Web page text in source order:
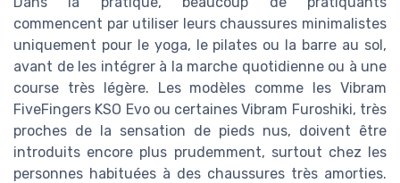
commencent par utiliser leurs chaussures minimalistes
uniquement pour le yoga, le pilates ou la barre au sol,
avant de les intégrer à la marche quotidienne ou à une
course très légère. Les modèles comme les Vibram
FiveFingers KSO Evo ou certaines Vibram Furoshiki, très
proches de la sensation de pieds nus, doivent être
introduits encore plus prudemment, surtout chez les
personnes habituées à des chaussures très amorties.